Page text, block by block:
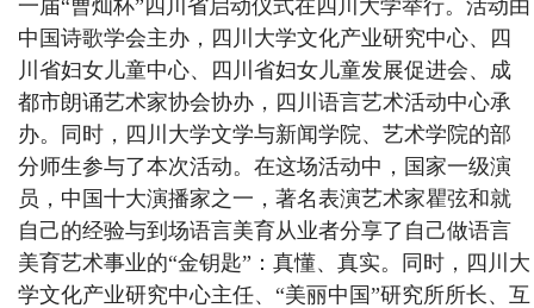
一届“曹灿杯”四川省启动仪式在四川大学举行。活动由
中国诗歌学会主办，四川大学文化产业研究中心、四
川省妇女儿童中心、四川省妇女儿童发展促进会、成
都市朗诵艺术家协会协办，四川语言艺术活动中心承
办。同时，四川大学文学与新闻学院、艺术学院的部
分师生参与了本次活动。在这场活动中，国家一级演
员，中国十大演播家之一，著名表演艺术家瞿弦和就
自己的经验与到场语言美育从业者分享了自己做语言
美育艺术事业的“金钥匙”：真懂、真实。同时，四川大
学文化产业研究中心主任、“美丽中国”研究所所长、互